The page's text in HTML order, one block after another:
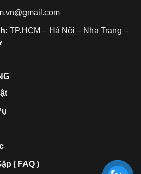
TP.HCM – Hà Nội – Nha Trang –
( FAQ )